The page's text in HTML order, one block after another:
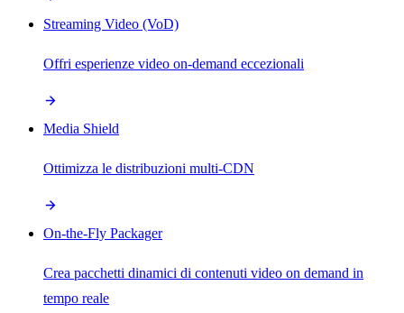
Streaming Video (VoD)
Offri esperienze video on-demand eccezionali
Media Shield
Ottimizza le distribuzioni multi-CDN
On-the-Fly Packager
Crea pacchetti dinamici di contenuti video on demand in
tempo reale